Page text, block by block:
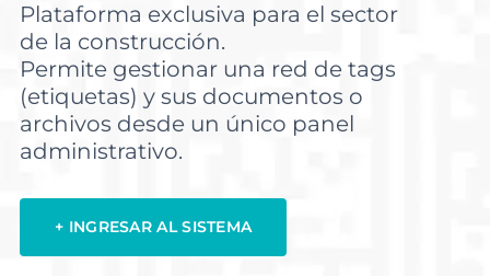
Plataforma exclusiva para el sector
de la construcción.
Permite gestionar una red de tags
(etiquetas) y sus documentos o
archivos desde un único panel
administrativo.
+ INGRESAR AL SISTEMA